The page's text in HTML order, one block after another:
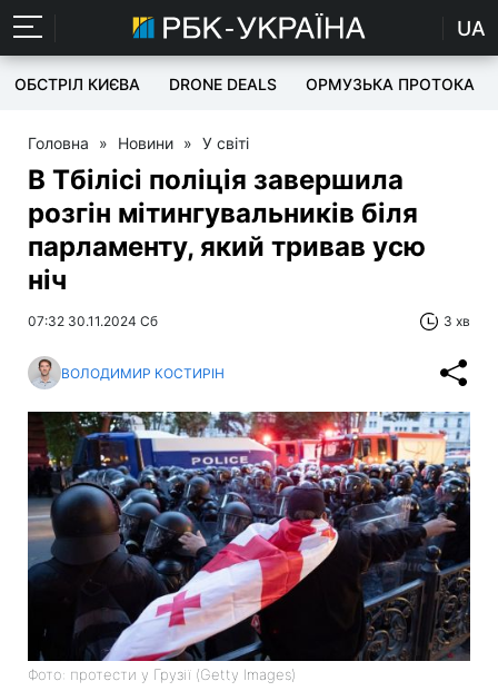
UA
ОБСТРІЛ КИЄВА DRONE DEALS ОРМУЗЬКА ПРОТОКА
Головна » Новини » У світі
В Тбілісі поліція завершила
розгін мітингувальників біля
парламенту, який тривав усю
ніч
07:32 30.11.2024 Сб 3 хв
ВОЛОДИМИР КОСТИРІН
Фото: протести у Грузії (Getty Images)